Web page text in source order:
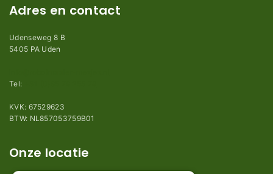
Adres en contact
Udenseweg 8 B
5405 PA Uden
Tel:
KVK: 67529623
BTW: NL857053759B01
Onze locatie